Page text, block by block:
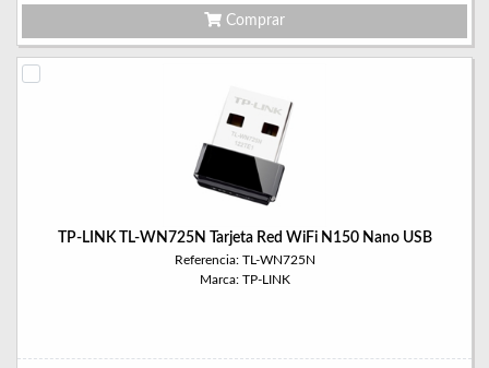
Comprar
TP-LINK TL-WN725N Tarjeta Red WiFi N150 Nano USB
Referencia: TL-WN725N
Marca: TP-LINK